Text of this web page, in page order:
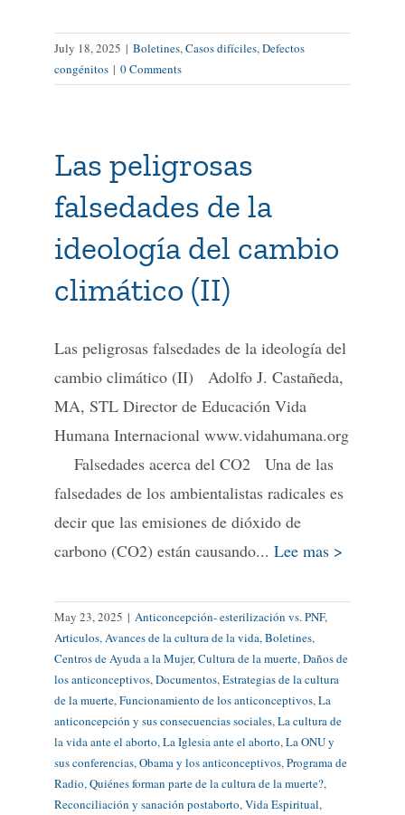
July 18, 2025 | Boletines, Casos difíciles, Defectos
congénitos | 0 Comments
Las peligrosas
falsedades de la
ideología del cambio
climático (II)
Las peligrosas falsedades de la ideología del
cambio climático (II) Adolfo J. Castañeda,
MA, STL Director de Educación Vida
Humana Internacional www.vidahumana.org
Falsedades acerca del CO2 Una de las
falsedades de los ambientalistas radicales es
decir que las emisiones de dióxido de
carbono (CO2) están causando... Lee mas >
May 23, 2025 | Anticoncepción- esterilización vs. PNF,
Articulos, Avances de la cultura de la vida, Boletines,
Centros de Ayuda a la Mujer, Cultura de la muerte, Daños de
los anticonceptivos, Documentos, Estrategias de la cultura
de la muerte, Funcionamiento de los anticonceptivos, La
anticoncepción y sus consecuencias sociales, La cultura de
la vida ante el aborto, La Iglesia ante el aborto, La ONU y
sus conferencias, Obama y los anticonceptivos, Programa de
Radio, Quiénes forman parte de la cultura de la muerte?,
Reconciliación y sanación postaborto, Vida Espiritual,